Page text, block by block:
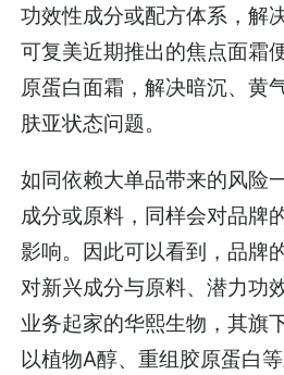
功效性成分或配方体系，解
可复美近期推出的焦点面霜
原蛋白面霜，解决暗沉、黄
肤亚状态问题。
如同依赖大单品带来的风险
成分或原料，同样会对品牌
影响。因此可以看到，品牌
对新兴成分与原料、潜力功
业务起家的华熙生物，其旗
以植物A醇、重组胶原蛋白